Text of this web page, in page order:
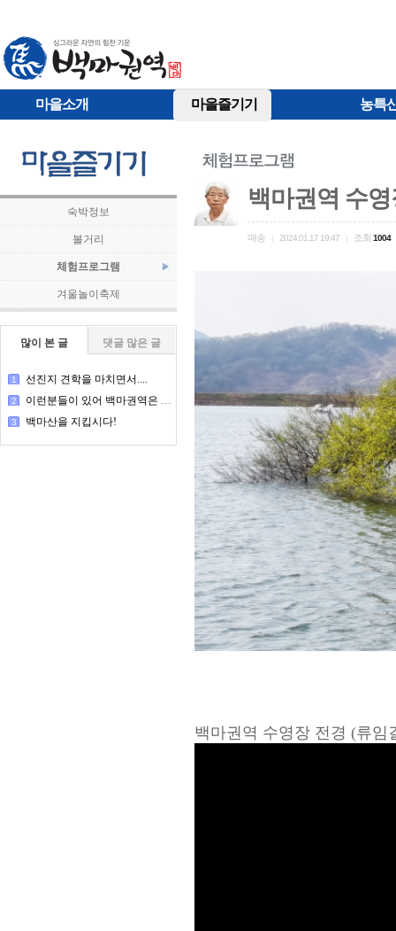
마을소개 마을즐기기 농특
숙박정보
볼거리
체험프로그램
겨울놀이축제
많이 본 글 댓글 많은 글
1 선진지 견학을 마치면서....
2 이런분들이 있어 백마권역은 돌아간다
3 백마산을 지킵시다!
백마권역 수
매송 2024.01.17 19:47 조회 1004
백마권역 수영장 전경 (류